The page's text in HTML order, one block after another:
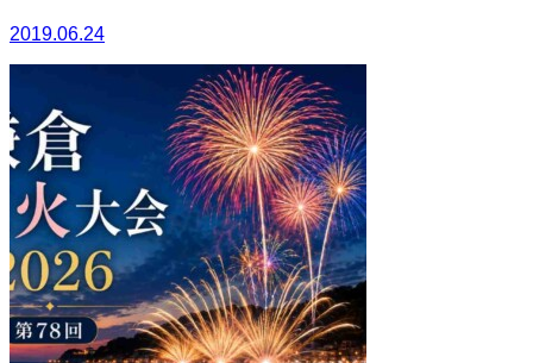
2019.06.24